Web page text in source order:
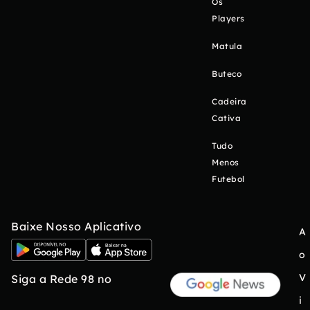
Players
Matula
Buteco
Cadeira
Cativa
Tudo
Menos
Futebol
Baixe Nosso Aplicativo
Siga a Rede 98 no
A
o
V
i